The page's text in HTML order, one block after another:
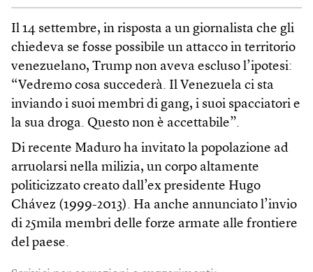
Il 14 settembre, in risposta a un giornalista che gli
chiedeva se fosse possibile un attacco in territorio
venezuelano, Trump non aveva escluso l’ipotesi:
“Vedremo cosa succederà. Il Venezuela ci sta
inviando i suoi membri di gang, i suoi spacciatori e
la sua droga. Questo non è accettabile”.
Di recente Maduro ha invitato la popolazione ad
arruolarsi nella milizia, un corpo altamente
politicizzato creato dall’ex presidente Hugo
Chávez (1999-2013). Ha anche annunciato l’invio
di 25mila membri delle forze armate alle frontiere
del paese.